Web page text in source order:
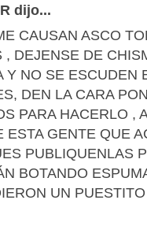
dijo...
CAUSAN ASCO
, DEJENSE DE
Y NO SE ESCUDEN
DEN LA CARA
PARA HACERLO ,
ESTA GENTE QUE
PUBLIQUENLAS
BOTANDO
UN